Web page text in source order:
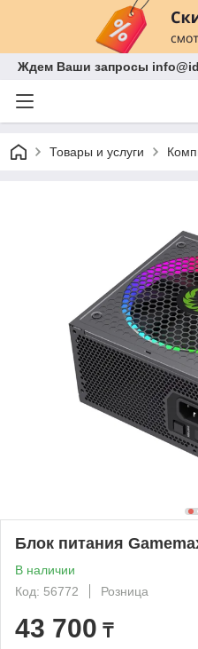
Ждем Ваши запросы
Товары и услуги
Блок питания
В наличии
Код: 56772
Розница
43 700 ₸